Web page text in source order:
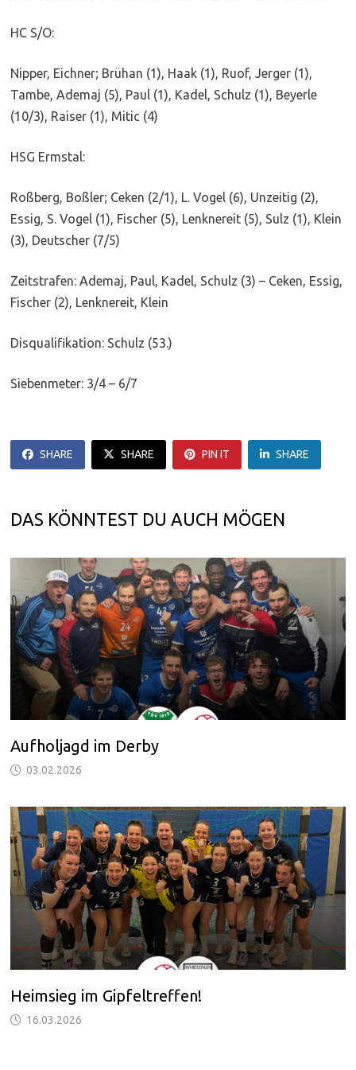
HC S/O:
Nipper, Eichner; Brühan (1), Haak (1), Ruof, Jerger (1),
Tambe, Ademaj (5), Paul (1), Kadel, Schulz (1), Beyerle
(10/3), Raiser (1), Mitic (4)
HSG Ermstal:
Roßberg, Boßler; Ceken (2/1), L. Vogel (6), Unzeitig (2),
Essig, S. Vogel (1), Fischer (5), Lenknereit (5), Sulz (1), Klein
(3), Deutscher (7/5)
Zeitstrafen: Ademaj, Paul, Kadel, Schulz (3) – Ceken, Essig,
Fischer (2), Lenknereit, Klein
Disqualifikation: Schulz (53.)
Siebenmeter: 3/4 – 6/7
SHARE SHARE PIN IT SHARE
DAS KÖNNTEST DU AUCH MÖGEN
Aufholjagd im Derby
03.02.2026
Heimsieg im Gipfeltreffen!
16.03.2026